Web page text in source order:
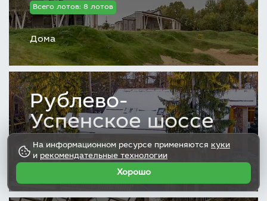
На информационном ресурсе применяются куки
и рекомендательные технологии
Хорошо
Всего лотов: 8 лотов
Дома
Рублево-
Успенское шоссе
Всего лотов: 19 лотов